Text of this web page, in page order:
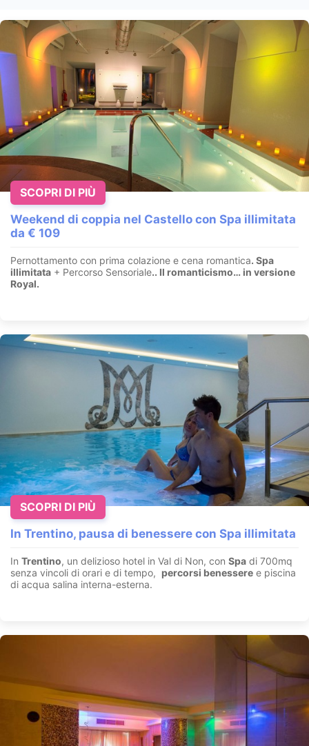
Weekend di coppia nel Castello con Spa illimitata
da € 109
Pernottamento con prima colazione e cena romantica. Spa
illimitata + Percorso Sensoriale.. Il romanticismo… in versione
Royal.
SCOPRI DI PIÙ
In Trentino, pausa di benessere con Spa illimitata
In Trentino, un delizioso hotel in Val di Non, con Spa di 700mq
senza vincoli di orari e di tempo, percorsi benessere e piscina
di acqua salina interna-esterna.
SCOPRI DI PIÙ